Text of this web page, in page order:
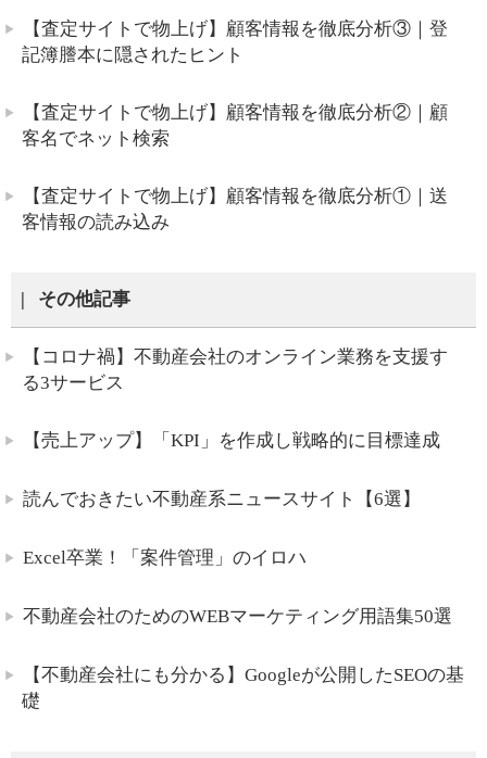
【査定サイトで物上げ】顧客情報を徹底分析③｜登
記簿謄本に隠されたヒント
【査定サイトで物上げ】顧客情報を徹底分析②｜顧
客名でネット検索
【査定サイトで物上げ】顧客情報を徹底分析①｜送
客情報の読み込み
その他記事
【コロナ禍】不動産会社のオンライン業務を支援す
る3サービス
【売上アップ】「KPI」を作成し戦略的に目標達成
読んでおきたい不動産系ニュースサイト【6選】
Excel卒業！「案件管理」のイロハ
不動産会社のためのWEBマーケティング用語集50選
【不動産会社にも分かる】Googleが公開したSEOの基
礎